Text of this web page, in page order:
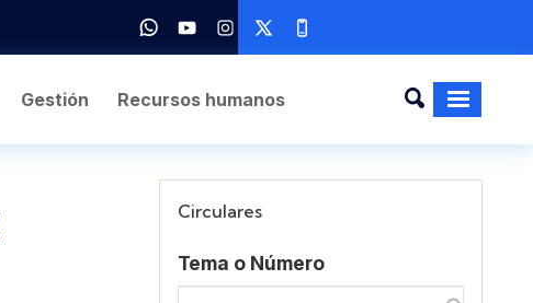
Gestión Recursos humanos
Circulares
Tema o Número